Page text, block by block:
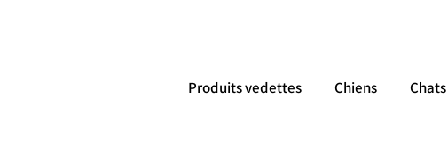
Produits vedettes Chiens Chats